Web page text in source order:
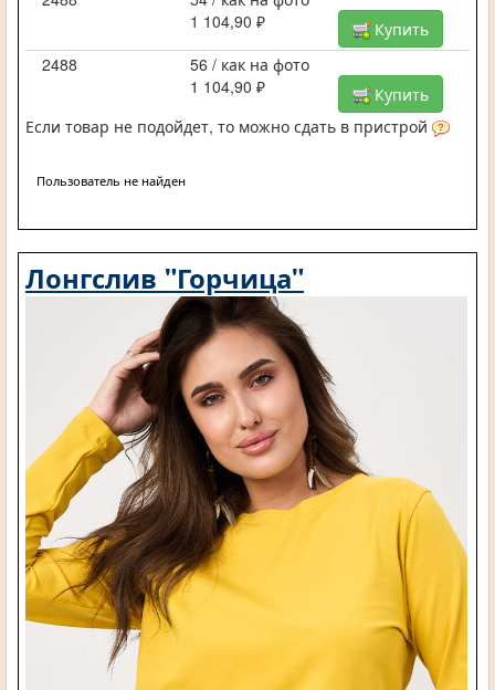
1 104,90 ₽
Купить
2488
56 / как на фото
1 104,90 ₽
Купить
Если товар не подойдет, то можно сдать в пристрой
Пользователь не найден
Лонгслив "Горчица"